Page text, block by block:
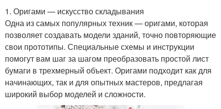
1. Оригами — искусство складывания
Одна из самых популярных техник — оригами, которая
позволяет создавать модели зданий, точно повторяющие
свои прототипы. Специальные схемы и инструкции
помогут вам шаг за шагом преобразовать простой лист
бумаги в трехмерный объект. Оригами подходит как для
начинающих, так и для опытных мастеров, предлагая
широкий выбор моделей и сложности.